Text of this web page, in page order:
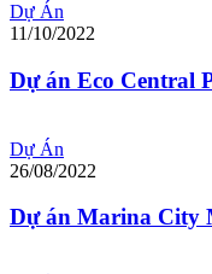
Dự Án
11/10/2022
Dự án Eco Central
Dự Án
26/08/2022
Dự án Marina City